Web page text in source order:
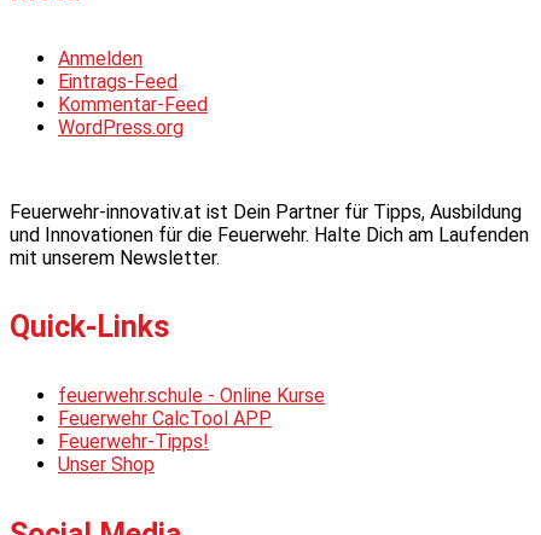
Anmelden
Eintrags-Feed
Kommentar-Feed
WordPress.org
Feuerwehr-innovativ.at ist Dein Partner für Tipps, Ausbildung
und Innovationen für die Feuerwehr. Halte Dich am Laufenden
mit unserem Newsletter.
Quick-Links
feuerwehr.schule - Online Kurse
Feuerwehr CalcTool APP
Feuerwehr-Tipps!
Unser Shop